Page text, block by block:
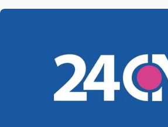
110 escuelas.